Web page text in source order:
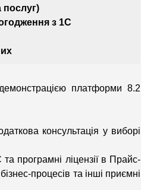
послуг)
з 1С
платформи 8.2
консультація у виборі
програмні ліцензії в Прайс-
процесів та інші приємні